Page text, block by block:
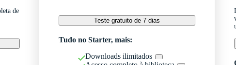
de
Teste gratuito de 7 dias
Tudo no Starter, mais:
Downloads ilimitados